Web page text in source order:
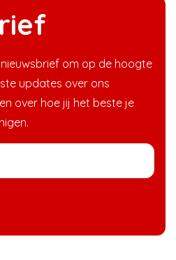
om op de hoogte
updates over ons
over hoe jij het beste je